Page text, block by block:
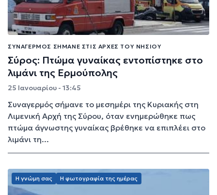
ΣΥΝΑΓΕΡΜΌΣ ΣΉΜΑΝΕ ΣΤΙΣ ΑΡΧΈΣ ΤΟΥ ΝΗΣΙΟΎ
Σύρος: Πτώμα γυναίκας εντοπίστηκε στο
λιμάνι της Ερμούπολης
25 Ιανουαρίου - 13:45
Συναγερμός σήμανε το μεσημέρι της Κυριακής στη
Λιμενική Αρχή της Σύρου, όταν ενημερώθηκε πως
πτώμα άγνωστης γυναίκας βρέθηκε να επιπλέει στο
λιμάνι τη...
Η γνώμη σας Η φωτογραφία της ημέρας